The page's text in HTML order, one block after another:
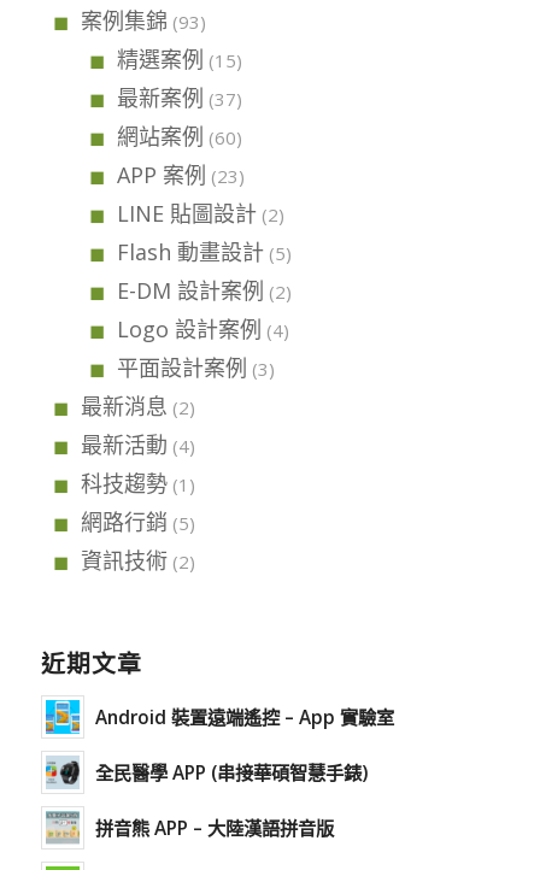
案例集錦 (93)
精選案例 (15)
最新案例 (37)
網站案例 (60)
APP 案例 (23)
LINE 貼圖設計(2)
Flash 動畫設計(5)
E-DM 設計案例 (2)
Logo 設計案例 (4)
平面設計案例 (3)
最新消息 (2)
最新活動 (4)
科技趨勢(1)
網路行銷 (5)
資訊技術(2)
近期文章
Android 裝置遠端遙控 – App 實驗室
全民醫學 APP (串接華碩智慧手錶)
拼音熊 APP – 大陸漢語拼音版